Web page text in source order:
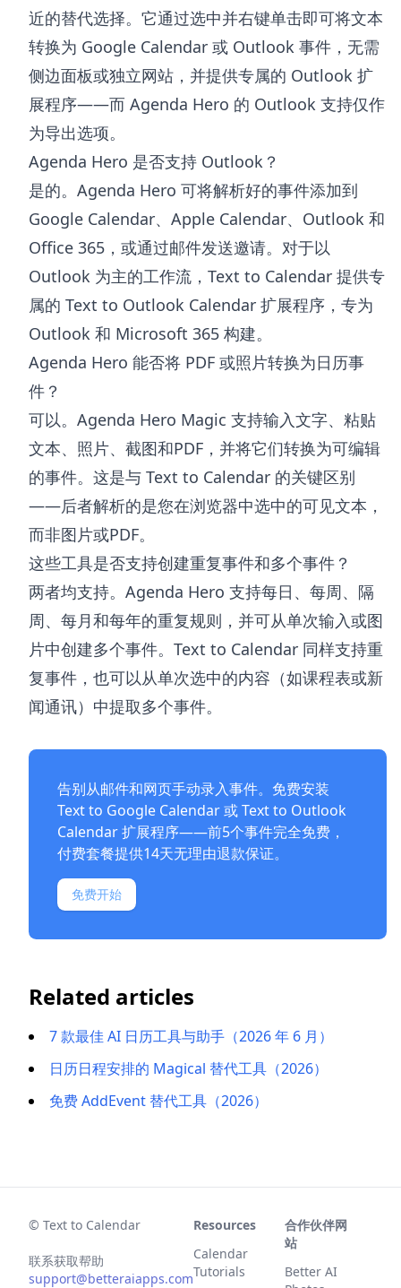
近的替代选择。它通过选中并右键单击即可将文本
转换为 Google Calendar 或 Outlook 事件，无需
侧边面板或独立网站，并提供专属的 Outlook 扩
展程序——而 Agenda Hero 的 Outlook 支持仅作
为导出选项。
Agenda Hero 是否支持 Outlook？
是的。Agenda Hero 可将解析好的事件添加到
Google Calendar、Apple Calendar、Outlook 和
Office 365，或通过邮件发送邀请。对于以
Outlook 为主的工作流，Text to Calendar 提供专
属的 Text to Outlook Calendar 扩展程序，专为
Outlook 和 Microsoft 365 构建。
Agenda Hero 能否将 PDF 或照片转换为日历事
件？
可以。Agenda Hero Magic 支持输入文字、粘贴
文本、照片、截图和PDF，并将它们转换为可编辑
的事件。这是与 Text to Calendar 的关键区别
——后者解析的是您在浏览器中选中的可见文本，
而非图片或PDF。
这些工具是否支持创建重复事件和多个事件？
两者均支持。Agenda Hero 支持每日、每周、隔
周、每月和每年的重复规则，并可从单次输入或图
片中创建多个事件。Text to Calendar 同样支持重
复事件，也可以从单次选中的内容（如课程表或新
闻通讯）中提取多个事件。
告别从邮件和网页手动录入事件。免费安装
Text to Google Calendar或Text to Outlook
Calendar扩展程序——前5个事件完全免费，
付费套餐提供14天无理由退款保证。
免费开始
Related articles
7 款最佳 AI 日历工具与助手（2026 年 6 月）
日历日程安排的 Magical 替代工具（2026）
免费 AddEvent 替代工具（2026）
© Text to Calendar
联系获取帮助
support@betteraiapps.com
Resources
Calendar
Tutorials
合作伙伴网
站
Better AI